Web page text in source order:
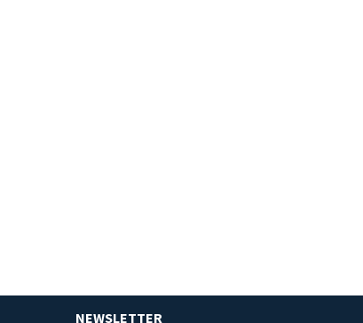
NEWSLETTER